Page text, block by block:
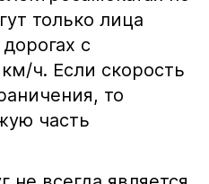
только лица
с
ч. Если скорость
то
часть